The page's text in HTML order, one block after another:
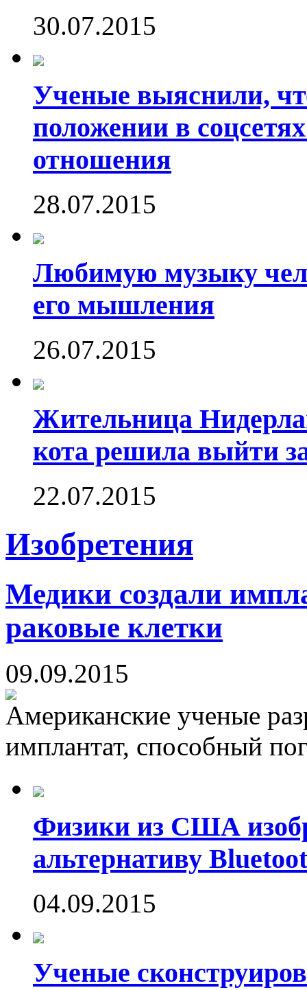
30.07.2015
Ученые выяснили,
положении в
отношения
28.07.2015
Любимую музыку
его мышления
26.07.2015
Жительница
кота решила выйти
22.07.2015
Изобретения
Медики создали
раковые клетки
09.09.2015
Американские ученые
имплантат, способный
Физики из США
альтернативу
04.09.2015
Ученые